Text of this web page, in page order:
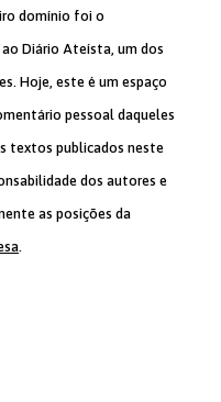
domínio foi o
Diário Ateísta, um dos
Hoje, este é um espaço
pessoal daqueles
textos publicados neste
dos autores e
as posições da
.